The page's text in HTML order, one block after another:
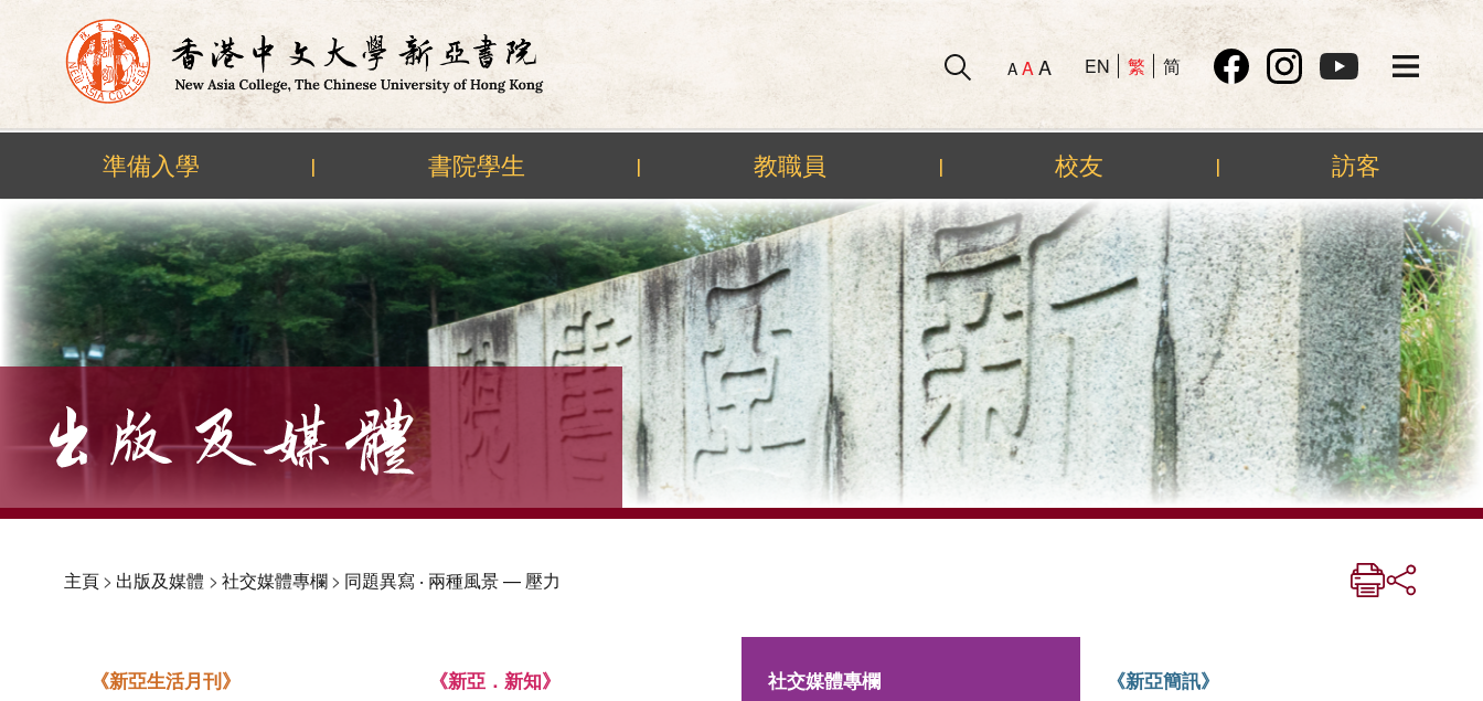
Skip
content
A AA EN 繁 简
準備入學 | 書院學生 | 教職員 | 校友 | 訪客
主頁> 出版及媒體 > 社交媒體專欄> 同題異寫 ‧ 兩種風景 — 壓力
《新亞生活月刊》 《新亞．新知》 社交媒體專欄 《新亞簡訊》